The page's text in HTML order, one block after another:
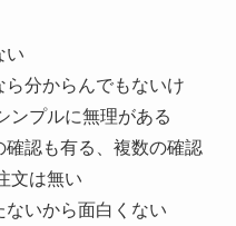
い
分からんでもないけ
ンプルに無理がある
認も有る、複数の確認
文は無い
ないから面白くない